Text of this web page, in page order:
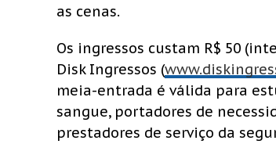
as cenas.
Os ingressos custam R$ 50
Disk Ingressos (
meia-entrada é válida para
sangue, portadores de
prestadores de serviço da